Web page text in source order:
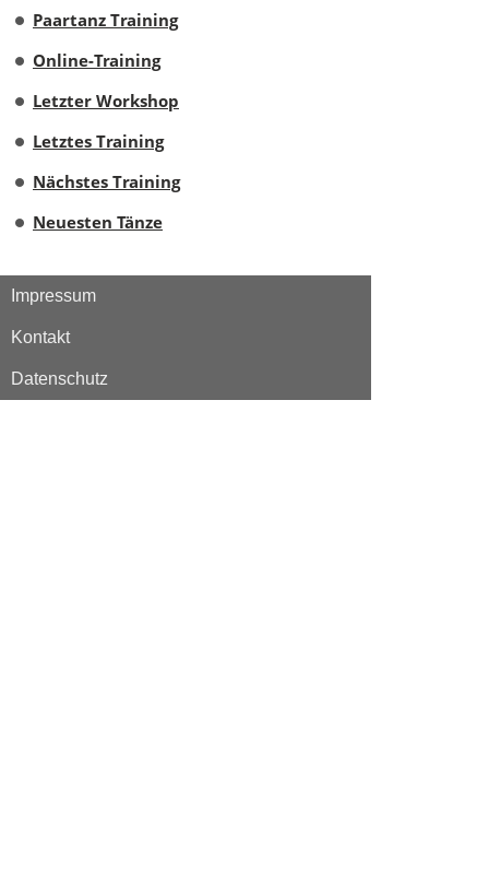
Paartanz Training
Online-Training
Letzter Workshop
Letztes Training
Nächstes Training
Neuesten Tänze
Impressum
Kontakt
Datenschutz